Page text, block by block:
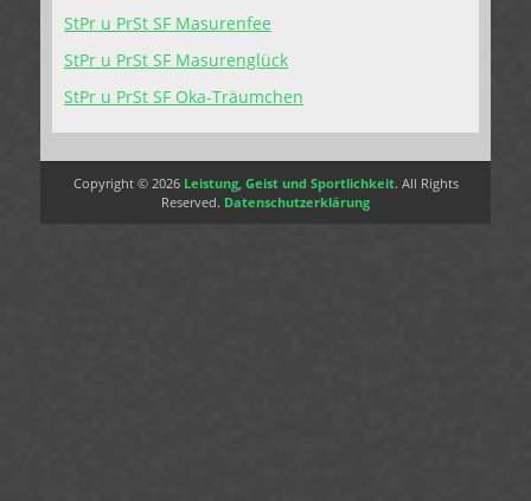
StPr u PrSt SF Masurenfee
StPr u PrSt SF Masurenglück
StPr u PrSt SF Oka-Träumchen
Copyright © 2026 Leistung, Geist und Sportlichkeit. All Rights
Reserved. Datenschutzerklärung